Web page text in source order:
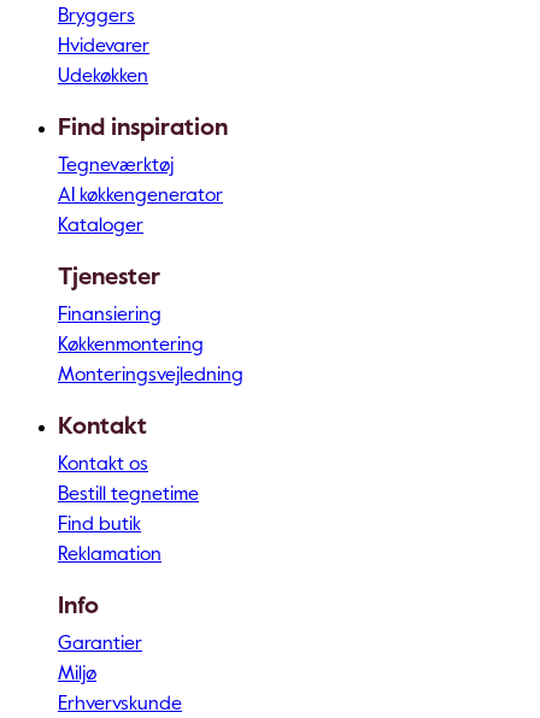
Bryggers
Hvidevarer
Udekøkken
Find inspiration
Tegneværktøj
AI køkkengenerator
Kataloger
Tjenester
Finansiering
Køkkenmontering
Monteringsvejledning
Kontakt
Kontakt os
Bestill tegnetime
Find butik
Reklamation
Info
Garantier
Miljø
Erhvervskunde